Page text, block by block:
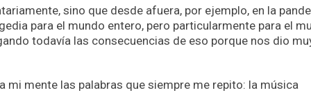
sino que desde afuera, por ejemplo, en la
para el mundo entero, pero particularmente para el
todavía las consecuencias de eso porque nos dio
mi mente las palabras que siempre me repito: la música